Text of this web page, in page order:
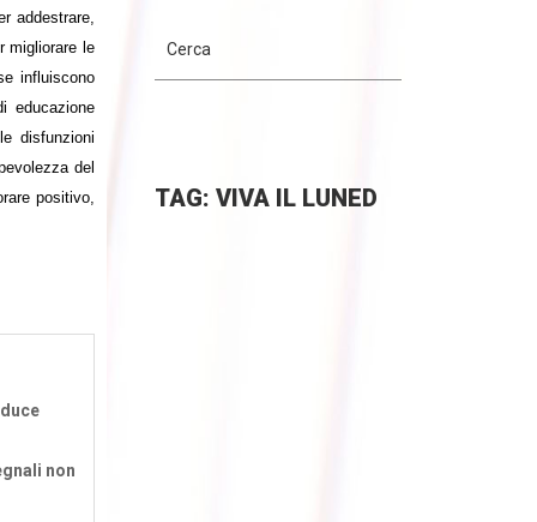
addestrare,
migliorare le
influiscono
educazione
disfunzioni
del
positivo,
non
TAG: VIVA IL LUNED